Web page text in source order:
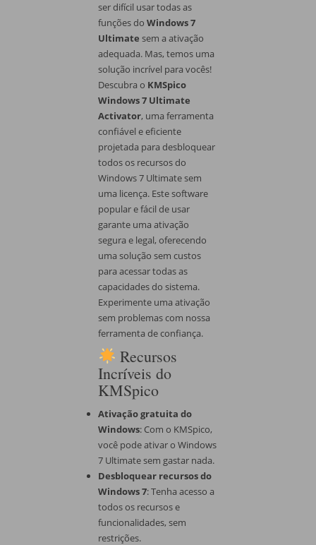
ser difícil usar todas as
funções do Windows 7
Ultimate sem a ativação
adequada. Mas, temos uma
solução incrível para vocês!
Descubra o KMSpico
Windows 7 Ultimate
Activator, uma ferramenta
confiável e eficiente
projetada para desbloquear
todos os recursos do
Windows 7 Ultimate sem
uma licença. Este software
popular e fácil de usar
garante uma ativação
segura e legal, oferecendo
uma solução sem custos
para acessar todas as
capacidades do sistema.
Experimente uma ativação
sem problemas com nossa
ferramenta de confiança.
Recursos
Incríveis do
KMSpico
Ativação gratuita do
Windows: Com o KMSpico,
você pode ativar o Windows
7 Ultimate sem gastar nada.
Desbloquear recursos do
Windows 7: Tenha acesso a
todos os recursos e
funcionalidades, sem
restrições.